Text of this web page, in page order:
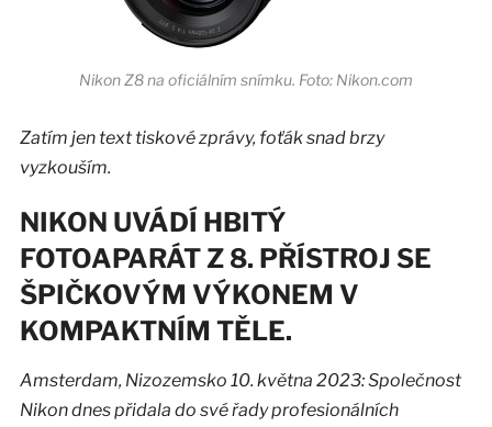
Nikon Z8 na oficiálním snímku. Foto: Nikon.com
Zatím jen text tiskové zprávy, foťák snad brzy
vyzkouším.
NIKON UVÁDÍ HBITÝ
FOTOAPARÁT Z 8. PŘÍSTROJ SE
ŠPIČKOVÝM VÝKONEM V
KOMPAKTNÍM TĚLE.
Amsterdam, Nizozemsko 10. května 2023: Společnost
Nikon dnes přidala do své řady profesionálních